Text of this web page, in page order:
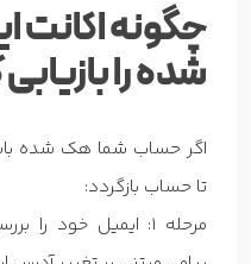
چگونه اکانت
شده را
اگر حساب شما هک شده
تا حساب بازگردد:
مرحله 1: ایمیل خود را